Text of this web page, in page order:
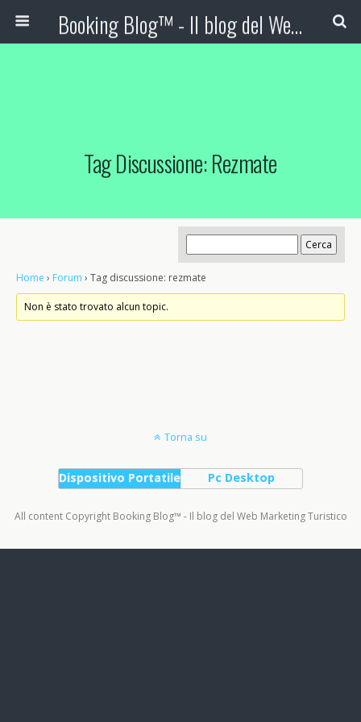
Booking Blog™ - Il blog del Web Marketing Turistico
Tag Discussione: Rezmate
Home › Forum › Tag discussione: rezmate
Non è stato trovato alcun topic.
Torna su
Dispositivo Portatile Pc Desktop
All content Copyright Booking Blog™ - Il blog del Web Marketing Turistico